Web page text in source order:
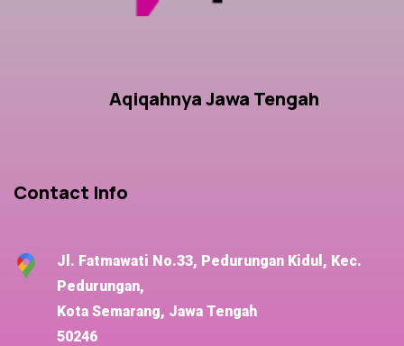
Aqiqahnya Jawa Tengah
Contact Info
Jl. Fatmawati No.33, Pedurungan Kidul, Kec.
Pedurungan,
Kota Semarang, Jawa Tengah
50246